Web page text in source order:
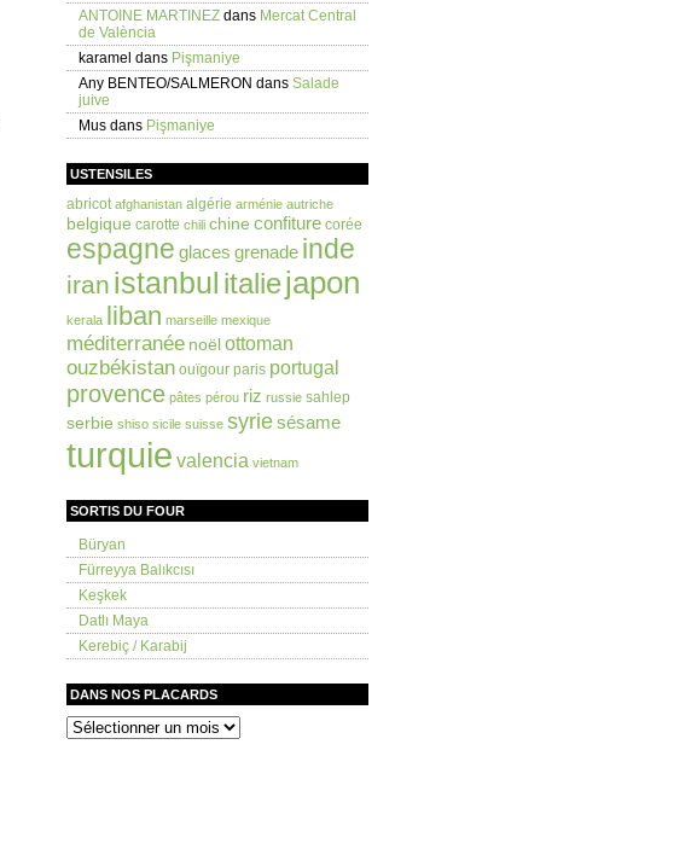
ANTOINE MARTINEZ dans Mercat Central
de València
karamel dans Pişmaniye
Any BENTEO/SALMERON dans Salade
juive
Mus dans Pişmaniye
USTENSILES
abricot afghanistan algérie arménie autriche
belgique carotte chili chine confiture corée
espagne glaces grenade inde
iran istanbul italiejapon
kerala liban marseille mexique
méditerranée noëlottoman
ouzbékistan ouïgour paris portugal
provence pâtes pérou riz russie sahlep
serbie shiso sicile suisse syriesésame
turquie valencia vietnam
SORTIS DU FOUR
Büryan
Fürreyya Balıkcısı
Keşkek
Datlı Maya
Kerebiç / Karabij
DANS NOS PLACARDS
dans
nos